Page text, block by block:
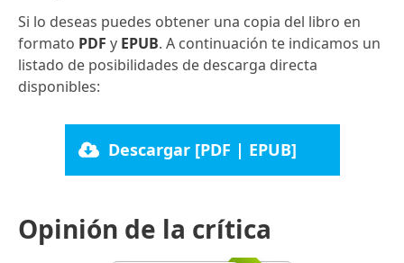
Si lo deseas puedes obtener una copia del libro en
formato PDF y EPUB. A continuación te indicamos un
listado de posibilidades de descarga directa
disponibles:
Descargar [PDF | EPUB]
Opinión de la crítica